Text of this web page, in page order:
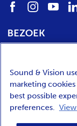
BEZOEK
1217 WE Hilversum
ENGLISH
Sound & Vision
marketing
best possible
preferences.